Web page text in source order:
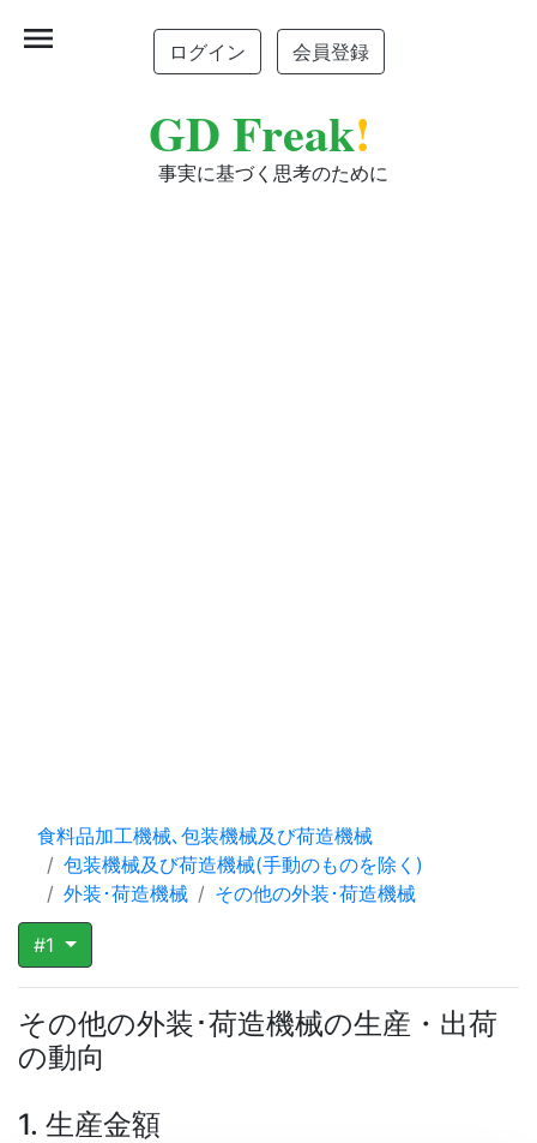
ログイン 会員登録
GD Freak!
事実に基づく思考のために
menu
食料品加工機械､包装機械及び荷造機械
包装機械及び荷造機械(手動のものを除く)
外装･荷造機械
その他の外装･荷造機械
#1
その他の外装･荷造機械の生産・出荷
の動向
1. 生産金額